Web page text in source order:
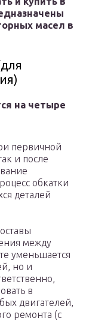
масел в
на четыре
первичной
и после
обкатки
деталей
между
уменьшается
но и
в
двигателей,
ремонта (с